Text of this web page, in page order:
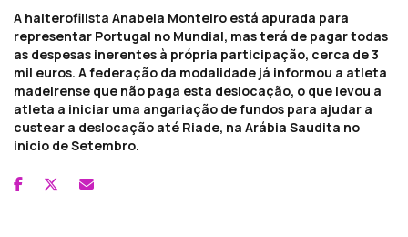
A halterofilista Anabela Monteiro está apurada para
representar Portugal no Mundial, mas terá de pagar todas
as despesas inerentes à própria participação, cerca de 3
mil euros. A federação da modalidade já informou a atleta
madeirense que não paga esta deslocação, o que levou a
atleta a iniciar uma angariação de fundos para ajudar a
custear a deslocação até Riade, na Arábia Saudita no
inicio de Setembro.